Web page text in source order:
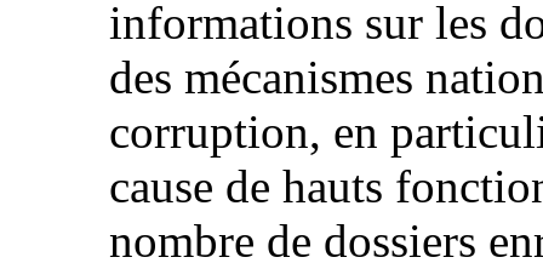
informations sur les
des mécanismes
corruption, en
cause de hauts
nombre de dossiers